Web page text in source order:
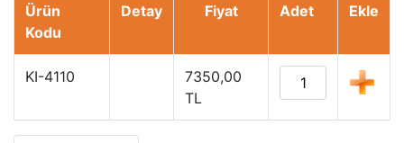
Ürün
Kodu
Detay Fiyat Adet Ekle
KI-4110
7350,00
TL